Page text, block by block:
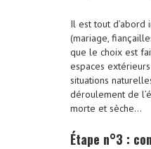
Il est tout
(mariage,
que le choix est
espaces
situations
déroulement de
morte et sèche…
Étape n°3 :